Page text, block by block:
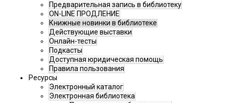
Предварительная запись в библиотеку
ON-LINE ПРОДЛЕНИЕ
Книжные новинки в библиотеке
Действующие выставки
Онлайн-тесты
Подкасты
Доступная юридическая помощь
Правила пользования
Ресурсы
Электронный каталог
Электронная библиотека